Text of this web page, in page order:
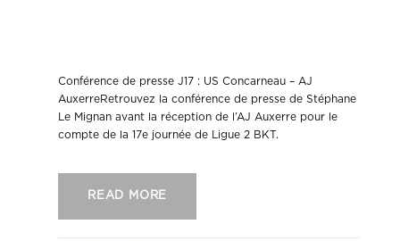
Conférence de presse J17 : US Concarneau – AJ
AuxerreRetrouvez la conférence de presse de Stéphane
Le Mignan avant la réception de l’AJ Auxerre pour le
compte de la 17e journée de Ligue 2 BKT.
READ MORE